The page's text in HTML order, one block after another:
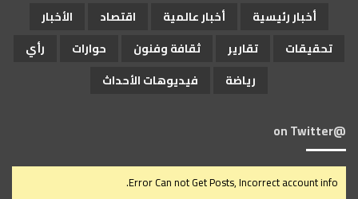
أخبار رئيسية أخبار عالمية اقتصاد
الأخبار
تحقيقات
تقارير ثقافة وفنون حوارات
رأي
رياضة
فيديوهات الأحداث
@on Twitter
Error Can not Get Posts, Incorrect account info.